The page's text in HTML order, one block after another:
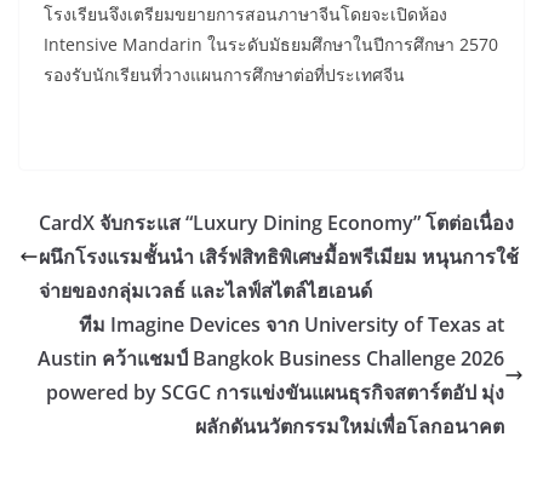
โรงเรียนจึงเตรียมขยายการสอนภาษาจีนโดยจะเปิดห้อง
Intensive Mandarin ในระดับมัธยมศึกษาในปีการศึกษา 2570
รองรับนักเรียนที่วางแผนการศึกษาต่อที่ประเทศจีน
CardX จับกระแส “Luxury Dining Economy” โตต่อเนื่อง
ผนึกโรงแรมชั้นนำ เสิร์ฟสิทธิพิเศษมื้อพรีเมียม หนุนการใช้
จ่ายของกลุ่มเวลธ์ และไลฟ์สไตล์ไฮเอนด์
ทีม Imagine Devices จาก University of Texas at
Austin คว้าแชมป์ Bangkok Business Challenge 2026
powered by SCGC การแข่งขันแผนธุรกิจสตาร์ตอัป มุ่ง
ผลักดันนวัตกรรมใหม่เพื่อโลกอนาคต